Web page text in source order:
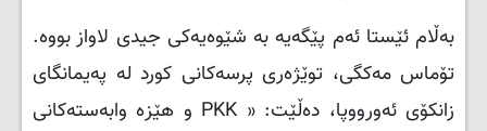
بەڵام ئێستا ئەم پێگەیە بە شێوەیەکی جیدی لاواز بووە.
تۆماس مەکگی، توێژەری پرسەکانی کورد لە پەیمانگای
زانکۆی ئەورووپا، دەڵێت: « PKK و هێزە وابەستەکانی